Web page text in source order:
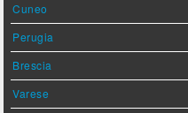
Cuneo
Perugia
Brescia
Varese